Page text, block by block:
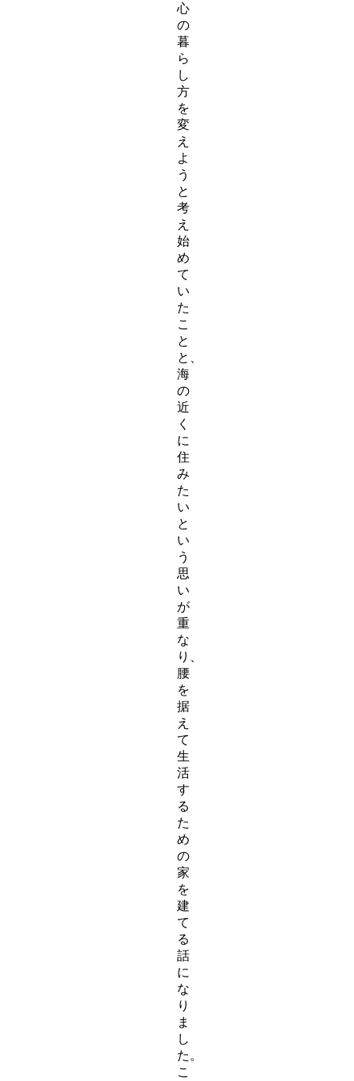
心
の
暮
ら
し
方
を
変
え
よ
う
と
考
え
始
め
て
い
た
こ
と
と、
海
の
近
く
に
住
み
た
い
と
い
う
思
い
が
重
な
り、
腰
を
据
え
て
生
活
す
る
た
め
の
家
を
建
て
る
話
に
な
り
ま
し
た。
こ